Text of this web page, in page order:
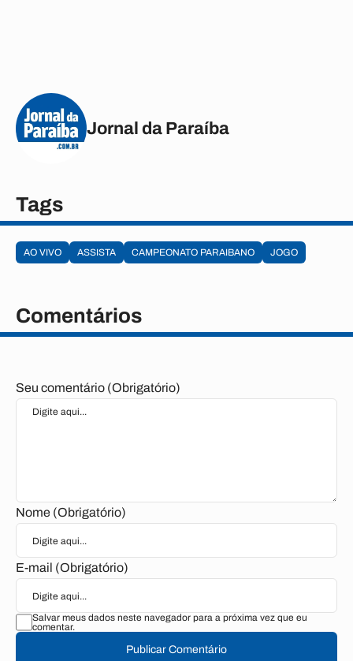
Jornal da Paraíba
Tags
AO VIVO ASSISTA CAMPEONATO PARAIBANO JOGO
Comentários
Seu comentário (Obrigatório)
Nome (Obrigatório)
E-mail (Obrigatório)
Salvar meus dados neste navegador para a próxima vez que eu
comentar.
Publicar Comentário